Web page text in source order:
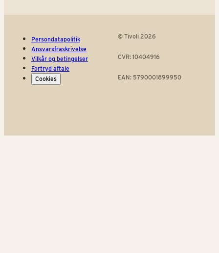
Persondatapolitik
Ansvarsfraskrivelse
Vilkår og betingelser
Fortryd aftale
Cookies
© Tivoli 2026
CVR: 10404916
EAN: 5790001899950